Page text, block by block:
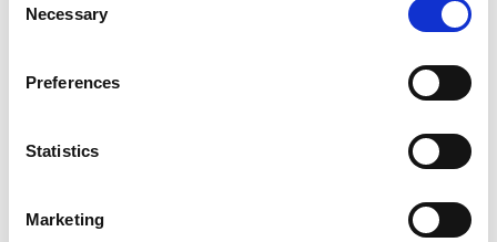
Selection
Necessary
Preferences
Statistics
Marketing
Accelera la ripresa dell’industria nel corso del